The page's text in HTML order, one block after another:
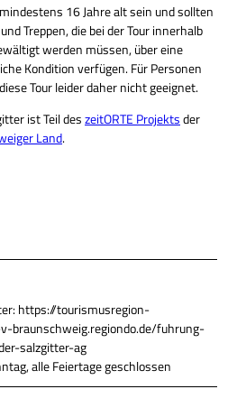
16 Jahre alt sein und sollten
Treppen, die bei der Tour innerhalb
werden müssen, über eine
Kondition verfügen. Für Personen
Tour leider daher nicht geeignet.
ist Teil deszeitORTE Projektsder
Land.
https://tourismusregion-
braunschweig.regiondo.de/fuhrung-
salzgitter-ag
alle Feiertage geschlossen